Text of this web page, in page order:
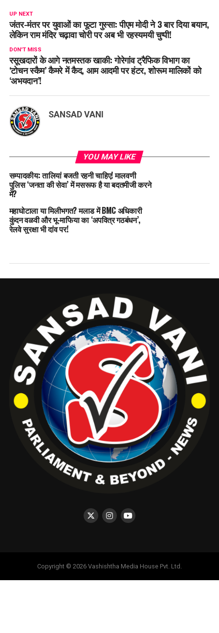
UP NEXT
जंतर-मंतर पर युवाओं का फूटा गुस्सा: पीएम मोदी ने 3 बार दिया बयान,
लेकिन राम मंदिर चढ़ावा चोरी पर अब भी रहस्यमयी चुप्पी!
DON'T MISS
रसूखदारों के आगे नतमस्तक खाकी: गोरेगांव ट्रैफिक विभाग का
‘टोचन स्कैम’ कैमरे में कैद, आम आदमी पर हंटर, शोरूम मालिकों को
‘अभयदान’!
SANSAD VANI
YOU MAY LIKE
सम्पादकीय: तालियां बजती रहनी चाहिए! मालवणी
पुलिस ‘जनता की सेवा’ में मसरूफ है या बदतमीजी करने
में?
महाघोटाला या मिलीभगत? मलाड में BMC अधिकारी
कुंदन वळवी और भू-माफिया का ‘अपवित्र गठबंधन’,
रेलवे सुरक्षा भी दांव पर!
Copyright © 2026 Vashishtha Media House Pvt. Ltd.